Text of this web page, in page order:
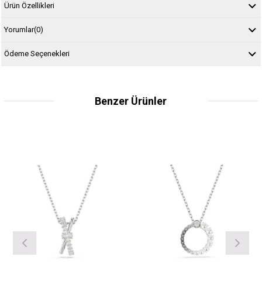
Ürün Özellikleri
Yorumlar(0)
Ödeme Seçenekleri
Benzer Ürünler